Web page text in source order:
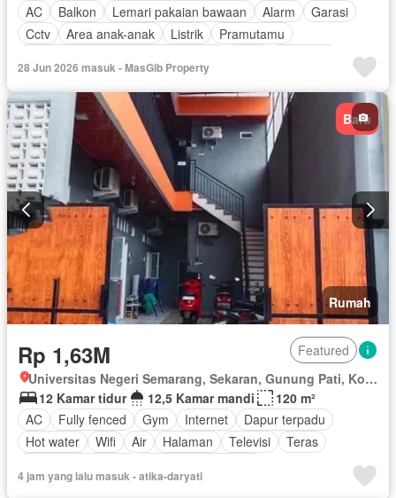
AC
Balkon Lemari pakaian bawaan Alarm
Garasi
Cctv
Area anak-anak Listrik
Pramutamu
Fully fenced
Taman Perapian
Panggang
Rumah jaga Pemanasan
Hot water
Internet
Jacuzzi Keamanan
Kolam renang
Keamanan 24 jam
Televisi Wifi
Tangki air
Kabel video
Air Lapangan tenis
Telephone
Ruang layanan
Taman atap
Halaman
Outdoor entertaining area
Pemandangan panorama
Dapur terpadu
Interkom Berperabot lengkap
28 Jun 2026 masuk - MasGib Property
Baru
Rumah
Rp 1,63M
Featured
Universitas Negeri Semarang, Sekaran, Gunung Pati, Kota Semarang, Jawa Tengah
12 Kamar tidur
12,5 Kamar mandi
120 m²
AC
Fully fenced Gym Internet
Dapur terpadu
Hot water
Wifi Air Halaman Televisi
Teras
4 jam yang lalu masuk - atika-daryati